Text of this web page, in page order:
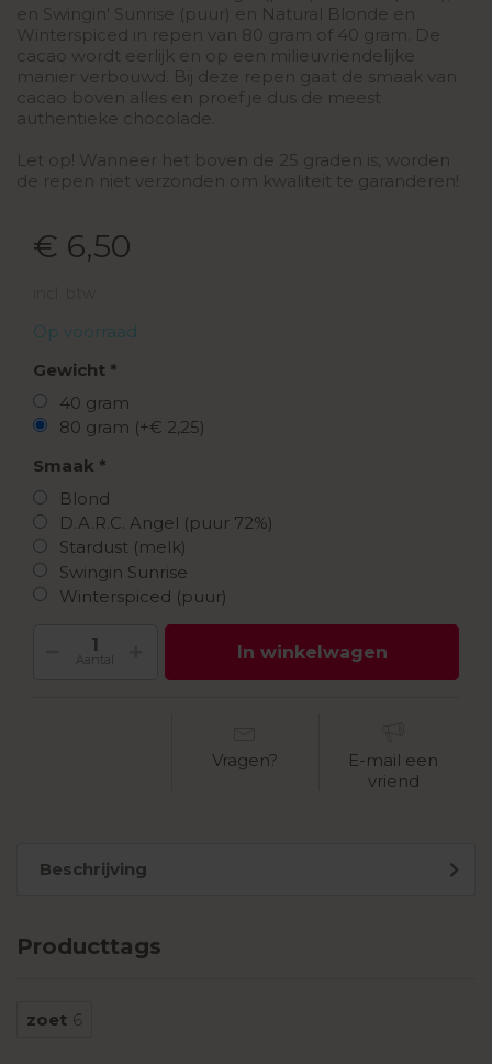
en Swingin' Sunrise (puur) en Natural Blonde en
Winterspiced in repen van 80 gram of 40 gram. De
cacao wordt eerlijk en op een milieuvriendelijke
manier verbouwd. Bij deze repen gaat de smaak van
cacao boven alles en proef je dus de meest
authentieke chocolade.
Let op! Wanneer het boven de 25 graden is, worden
de repen niet verzonden om kwaliteit te garanderen!
€ 6,50
Op voorraad
Gewicht
40 gram
80 gram (+€ 2,25)
Smaak
Blond
D.A.R.C. Angel (puur 72%)
Stardust (melk)
Swingin Sunrise
Winterspiced (puur)
Aantal In winkelwagen
Vragen?
E-mail een
vriend
Beschrijving
Producttags
zoet 6